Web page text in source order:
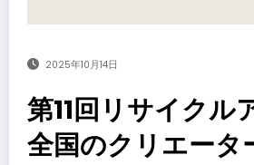
2025年10月14日
第11回リサイクル
全国のクリエータ